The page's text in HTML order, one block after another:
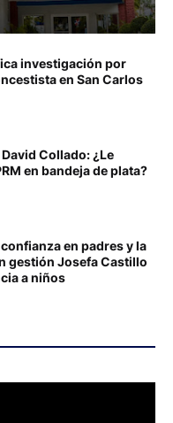
investigación por
en San Carlos
Collado: ¿Le
en bandeja de plata?
en padres y la
gestión Josefa Castillo
a niños